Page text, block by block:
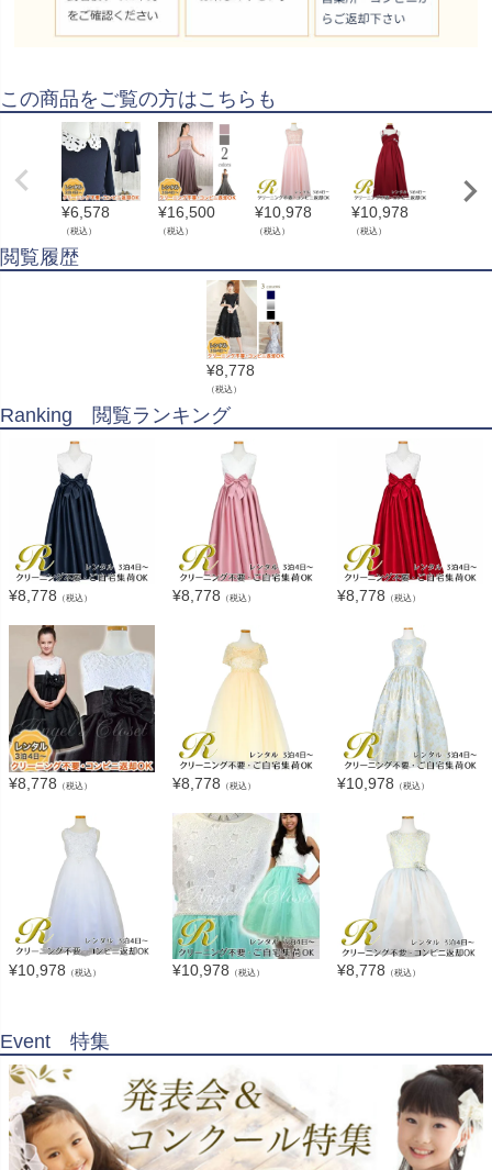
この商品をご覧の方はこちらも
¥6,578
（税込）
¥16,500
（税込）
¥10,978
（税込）
¥10,978
（税込）
閲覧履歴
¥8,778
（税込）
Ranking 閲覧ランキング
¥8,778 （税込） ¥8,778 （税込） ¥8,778 （税込）
¥8,778 （税込） ¥8,778 （税込） ¥10,978 （税込）
¥10,978 （税込） ¥10,978 （税込） ¥8,778 （税込）
Event 特集